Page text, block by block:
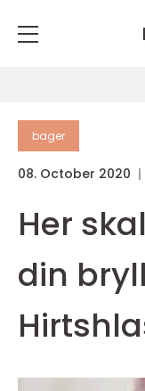
bager
08. October 2020
Her
din